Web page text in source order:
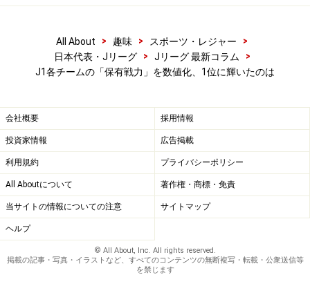
All About > 趣味 > スポーツ・レジャー
>
日本代表・Jリーグ
> Jリーグ 最新コラム
>
J1各チームの「保有戦力」を数値化、1位に輝いたのは
会社概要 採用情報
投資家情報 広告掲載
利用規約 プライバシーポリシー
All Aboutについて 著作権・商標・免責
当サイトの情報についての注意 サイトマップ
ヘルプ
© All About, Inc. All rights reserved.
掲載の記事・写真・イラストなど、すべてのコンテンツの無断複写・転載・公衆送信等
を禁じます